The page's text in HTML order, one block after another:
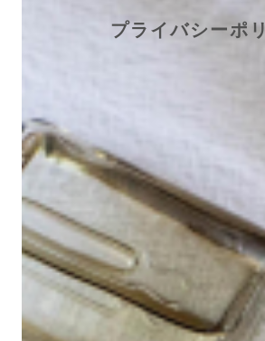
プライバシーポ